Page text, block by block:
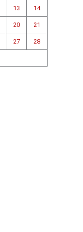
13 14
20 21
27 28